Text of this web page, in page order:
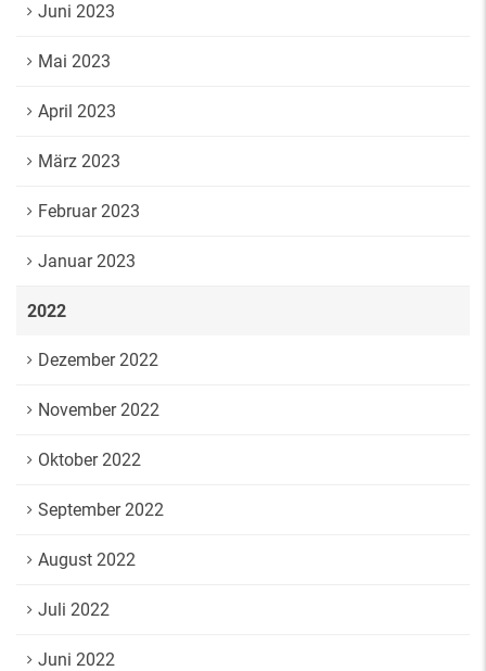
Juni 2023
Mai 2023
April 2023
März 2023
Februar 2023
Januar 2023
2022
Dezember 2022
November 2022
Oktober 2022
September 2022
August 2022
Juli 2022
Juni 2022